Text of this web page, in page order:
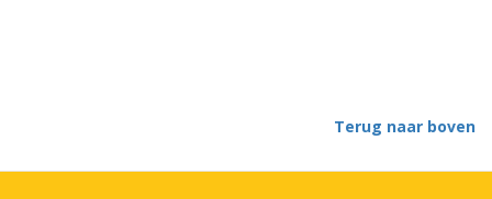
Terug naar boven